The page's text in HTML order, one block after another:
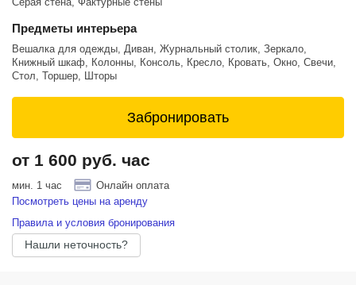
- softbox RFI 3x4
Возможна дополнительная установка бумажного или тканевого
видео съемки. Более подробную информацию можно уточнить у
администратора.
Зал SHADOW - удобный, функциональный и невероятно стильный!
Предметы интерьера
Вешалка для одежды, Диван, Журнальный столик, Зеркало,
Книжный шкаф, Колонны, Консоль, Кресло, Кровать, Окно, Свечи,
Стол, Торшер, Шторы
Забронировать
от 1 600 руб. час
мин. 1 час
Онлайн оплата
Посмотреть цены на аренду
Правила и условия бронирования
Нашли неточность?